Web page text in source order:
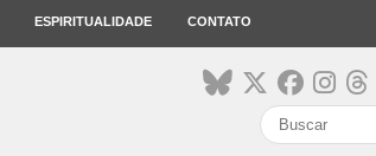
ESPIRITUALIDADE CONTATO